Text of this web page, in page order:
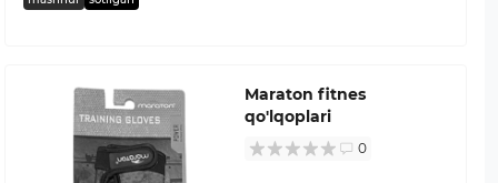
Maraton fitnes
qo'lqoplari
0